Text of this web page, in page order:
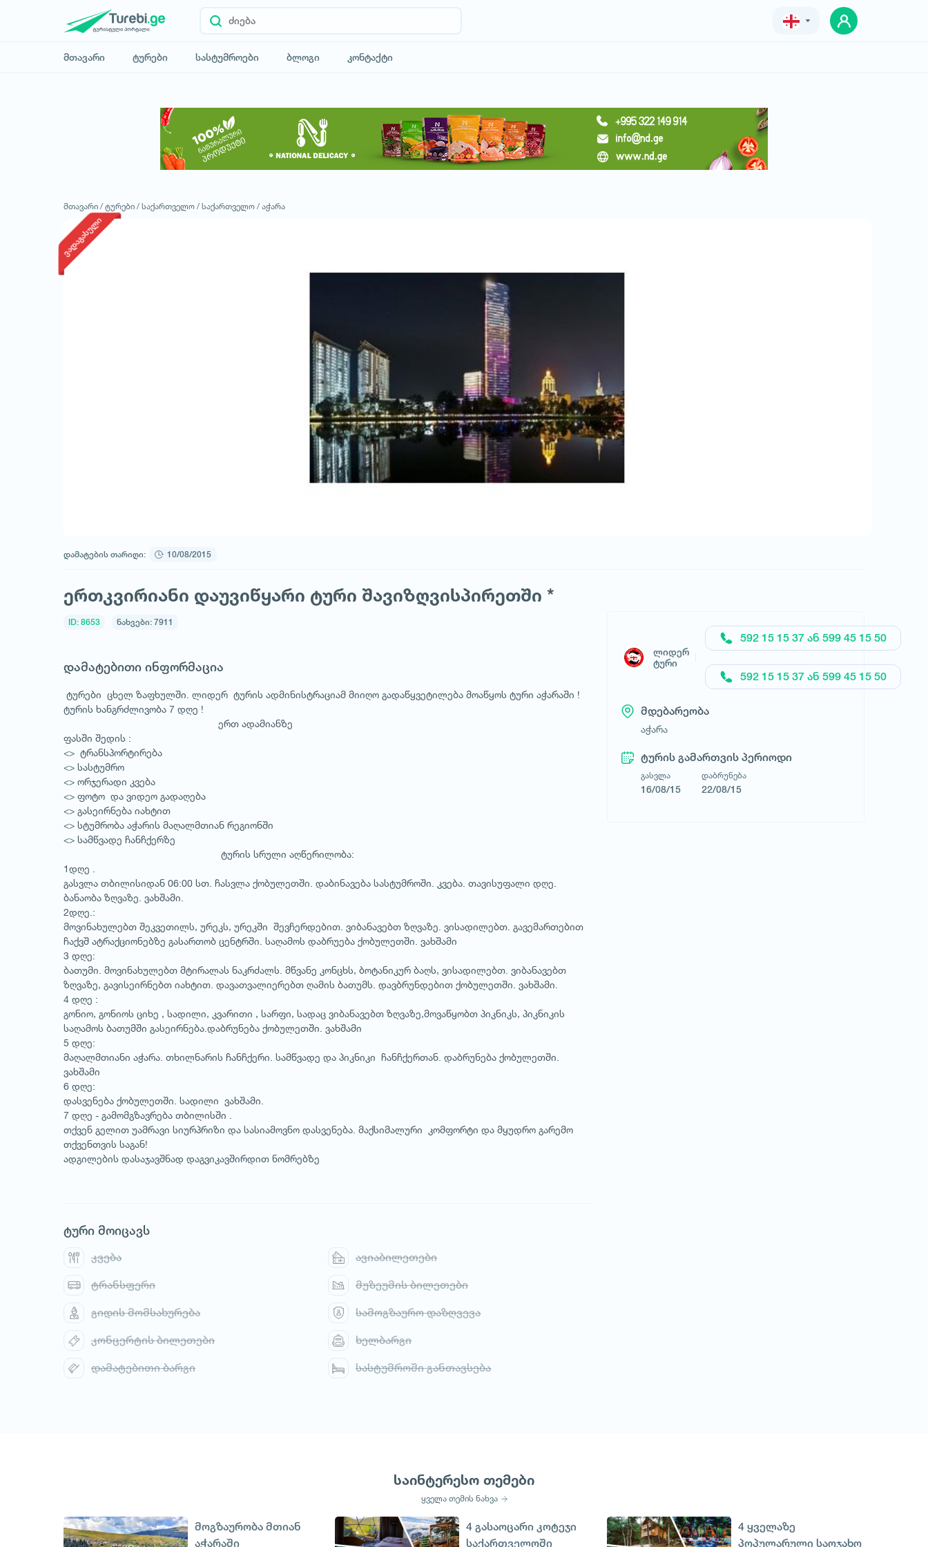
მთავარი ტურები სასტუმროები ბლოგი კონტაქტი
მოითხოვე ტური
ლიდერ ტური
1 / 1
მთავარი / ტურები / საქართველო / საქართველო / აჭარა
ვადაგასული
დამატების თარიღი: 10/08/2015
ერთკვირიანი დაუვიწყარი ტური შავიზღვისპირეთში *
ID: 8653 ნახვები: 7911
დამატებითი ინფორმაცია
ტურები ცხელ ზაფხულში. ლიდერ ტურის ადმინისტრაციამ მიიღო გადაწყვეტილება მოაწყოს ტური აჭარაში !
ტურის ხანგრძლივობა 7 დღე !
ერთ ადამიანზე
ფასში შედის :
<> ტრანსპორტირება
<> სასტუმრო
<> ორჯერადი კვება
<> ფოტო და ვიდეო გადაღება
<> გასეირნება იახტით
<> სტუმრობა აჭარის მაღალმთიან რეგიონში
<> სამწვადე ჩანჩქერზე
ტურის სრული აღწერილობა:
1დღე .
გასვლა თბილისიდან 06:00 სთ. ჩასვლა ქობულეთში. დაბინავება სასტუმროში. კვება. თავისუფალი დღე.
ბანაობა ზღვაზე. ვახშამი.
2დღე.:
მოვინახულებთ შეკვეთილს, ურეკს, ურეკში შევჩერდებით. ვიბანავებთ ზღვაზე. ვისადილებთ. გავემართებით
ჩაქვშ ატრაქციონებზე გასართობ ცენტრში. საღამოს დაბრუება ქობულეთში. ვახშამი
3 დღე:
ბათუმი. მოვინახულებთ მტირალას ნაკრძალს. მწვანე კონცხს, ბოტანიკურ ბაღს, ვისადილებთ. ვიბანავებთ
ზღვაზე, გავისეირნებთ იახტით. დავათვალიერებთ ღამის ბათუმს. დავბრუნდებით ქობულეთში. ვახშამი.
4 დღე :
გონიო, გონიოს ციხე , სადილი, კვარითი , სარფი, სადაც ვიბანავებთ ზღვაზე,მოვაწყობთ პიკნიკს, პიკნიკის
საღამოს ბათუმში გასეირნება.დაბრუნება ქობულეთში. ვახშამი
5 დღე:
მაღალმთიანი აჭარა. თხილნარის ჩანჩქერი. სამწვადე და პიკნიკი ჩანჩქერთან. დაბრუნება ქობულეთში.
ვახშამი
6 დღე:
დასვენება ქობულეთში. სადილი ვახშამი.
7 დღე - გამომგზავრება თბილისში .
თქვენ გელით უამრავი სიურპრიზი და სასიამოვნო დასვენება. მაქსიმალური კომფორტი და მყუდრო გარემო
თქვენთვის საგან!
ადგილების დასაჯავშნად დაგვიკავშირდით ნომრებზე
ტური მოიცავს
კვება ავიაბილეთები
ტრანსფერი მუზეუმის ბილეთები
გიდის მომსახურება სამოგზაურო დაზღვევა
კონცერტის ბილეთები ხელბარგი
დამატებითი ბარგი სასტუმროში განთავსება
ლიდერ
ტური
592 15 15 37 ან 599 45 15 50
592 15 15 37 ან 599 45 15 50
მდებარეობა
აჭარა
ტურის გამართვის პერიოდი
გასვლა
16/08/15
დაბრუნება
22/08/15
საინტერესო თემები
ყველა თემის ნახვა
მოგზაურობა მთიან
აჭარაში
4 გასაოცარი კოტეჯი
საქართველოში
4 ყველაზე
პოპულარული საოჯახო